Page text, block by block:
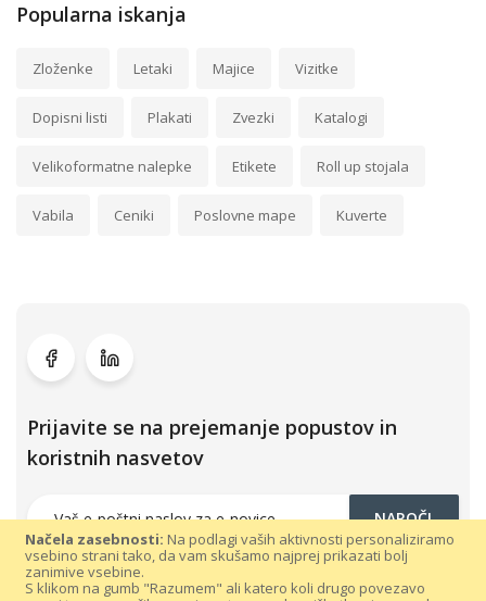
Načela zasebnosti: Na podlagi vaših aktivnosti personaliziramo
vsebino strani tako, da vam skušamo najprej prikazati bolj
zanimive vsebine.
S klikom na gumb "Razumem" ali katero koli drugo povezavo
Popularna iskanja
Zloženke Letaki Majice Vizitke
Dopisni listi Plakati Zvezki Katalogi
Velikoformatne nalepke Etikete Roll up stojala
Vabila Ceniki Poslovne mape Kuverte
Prijavite se na prejemanje popustov in
koristnih nasvetov
NAROČI